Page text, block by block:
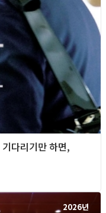
다리기만 하면,
2026년